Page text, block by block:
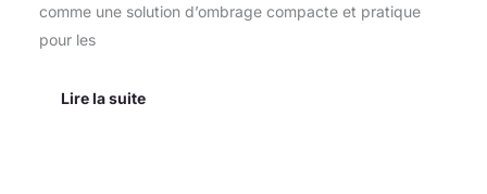
comme une solution d’ombrage compacte et pratique
pour les
Lire la suite